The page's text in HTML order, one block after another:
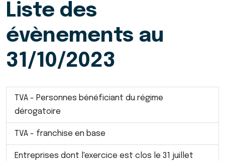
Liste des
évènements au
31/10/2023
TVA - Personnes bénéficiant du régime
dérogatoire
TVA - franchise en base
Entreprises dont l'exercice est clos le 31 juillet